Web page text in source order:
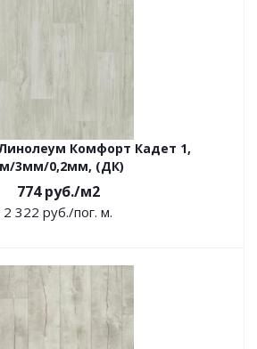
Комфорт Кадет 1,
3мм/0,2мм, (ДК)
774руб./м2
2 322 руб./пог. м.